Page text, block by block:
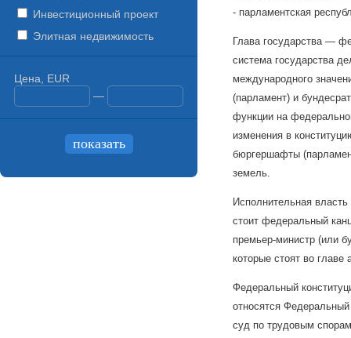
- парламентская
Глава государства —
система государства
международного
(парламент) и
функции на
изменения в
бюргершафты
земель.
Исполнительная
стоит федеральный
премьер-министр (или
которые стоят во главе
Федеральный
относятся
суд по трудовым
Инвестиционный проект
Элитная недвижимость
Цена, EUR
—